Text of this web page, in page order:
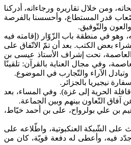
ومن خلال تقاريره ورجاءاته، أدركنا
قدر المستطاع، وأحسسنا بالفرصة
والتّوفيق.
وهو في منطقة باب الزّوّار (إقامته فيه
بعض الكتب. بعد أن تمّ الاتّفاق على
نحت إشراف الأستاذ عيسى بن
وفي مجال العناية بالقرآن: تلقينًا
الآراء والتّجارب في الموضوع.
نيجيريا بالجزائر.
الحرية إلى غزة). وفي المساء، بعد
التّعاون بينهم وبين الجماعة.
بن علي بولرواح، على بن أحمد خيّاط،
على الشّبكة العنكبوتية، واطّلاعه على
فيه، وأعطى له دفعة قويّة، كان من